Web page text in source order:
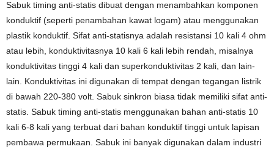
Sabuk timing anti-statis dibuat dengan menambahkan komponen
konduktif (seperti penambahan kawat logam) atau menggunakan
plastik konduktif. Sifat anti-statisnya adalah resistansi 10 kali 4 ohm
atau lebih, konduktivitasnya 10 kali 6 kali lebih rendah, misalnya
konduktivitas tinggi 4 kali dan superkonduktivitas 2 kali, dan lain-
lain. Konduktivitas ini digunakan di tempat dengan tegangan listrik
di bawah 220-380 volt. Sabuk sinkron biasa tidak memiliki sifat anti-
statis. Sabuk timing anti-statis menggunakan bahan anti-statis 10
kali 6-8 kali yang terbuat dari bahan konduktif tinggi untuk lapisan
pembawa permukaan. Sabuk ini banyak digunakan dalam industri